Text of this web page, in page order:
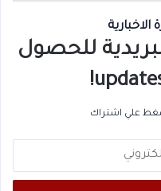
للحصول
علي اشتراك